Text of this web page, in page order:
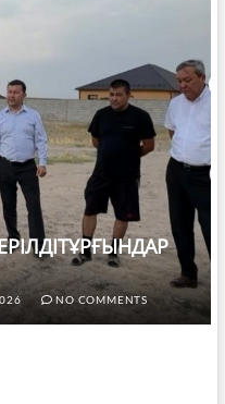
NO COMMENTS